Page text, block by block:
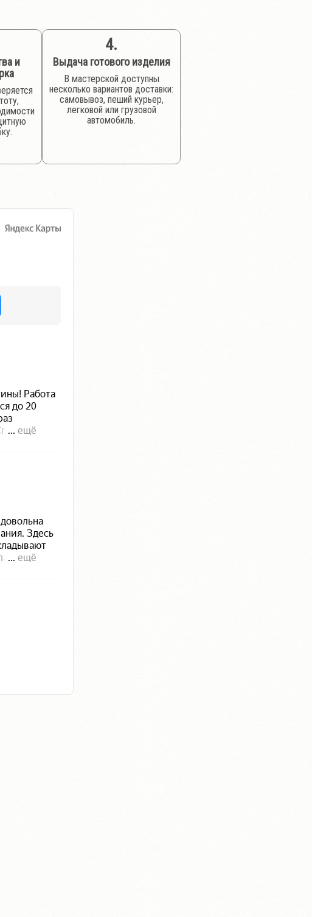
и
4.
Выдача готового изделия
В мастерской доступны
несколько вариантов доставки:
самовывоз, пеший курьер,
легковой или грузовой
автомобиль.